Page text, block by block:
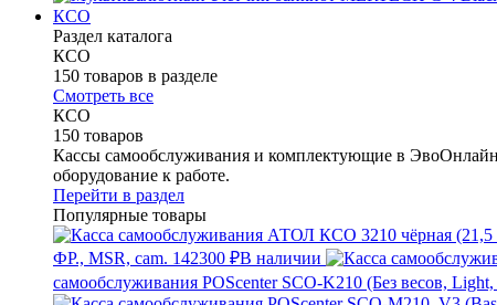
КСО
Раздел каталога
КСО
150 товаров в разделе
Смотреть все
КСО
150 товаров
Кассы самообслуживания и комплектующие в
оборудование к работе.
Перейти в раздел
Популярные товары
ФР., MSR, cam. 142300 ₽В наличии
самообслуживания POScenter SCO-K210 (Без весов,